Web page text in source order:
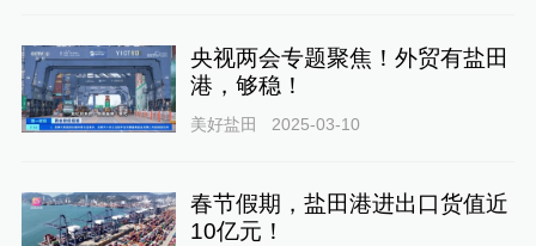
央视两会专题聚焦！外贸有盐田
港，够稳！
美好盐田 2025-03-10
春节假期，盐田港进出口货值近
10亿元！